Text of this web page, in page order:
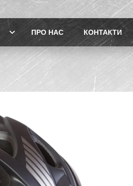
ПРО НАС КОНТАКТИ